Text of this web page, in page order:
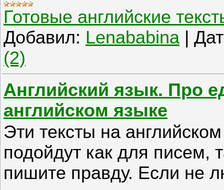
Готовые английские
Добавил: Lenababina |
(2)
Английский язык. Про
английском языке
Эти тексты на
подойдут как для писем,
пишите правду. Если не